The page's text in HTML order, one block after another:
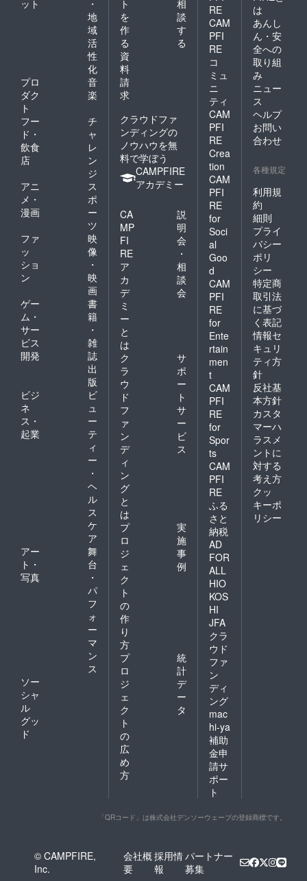
ット
・
地
域
活
性
化
プロ
ダク
ト
音
楽
フー
ド・
飲食
店
チ
ャ
レ
ン
ジ
アニ
メ・
漫画
ス
ポ
ー
ツ
ファ
ッ
ショ
ン
映
像
・
映
画
ゲー
ム・
サー
ビス
開発
書
籍
・
雑
誌
出
版
ビジ
ネ
ス・
起業
ビ
ュ
ー
テ
ィ
ー
・
ヘ
ル
ス
ケ
ア
アー
ト・
写真
舞
台
・
パ
フ
ォ
ー
マ
ン
ス
ソー
シャ
ル
グッ
ド
ト
を
作
る
相
談
す
る
資
料
請
求
クラウドファ
ンディングの
ノウハウを無
料で学ぼう
CAMPFIRE
アカデミー
CA
MP
FI
RE
ア
カ
デ
ミ
ー
と
は
説
明
会
・
相
談
会
ク
ラ
ウ
ド
フ
ァ
ン
デ
ィ
ン
グ
と
は
サ
ポ
ー
ト
サ
ー
ビ
ス
プ
ロ
ジ
ェ
ク
ト
の
作
り
方
実
施
事
例
プ
ロ
ジ
ェ
ク
ト
の
広
め
方
統
計
デ
ー
タ
RE
CAM
PFI
RE
コ
ミュ
ニ
ティ
CAM
PFI
RE
Crea
tion
CAM
PFI
RE
for
Soci
al
Goo
d
CAM
PFI
RE
for
Ente
rtain
men
t
CAM
PFI
RE
for
Spor
ts
CAM
PFI
RE
ふる
さと
納税
AD
FOR
ALL
HIO
KOS
HI
JFA
クラ
ウド
ファ
ン
ディ
ング
mac
hi-ya
補助
金申
請サ
ポー
ト
は
あんし
ん・安
全への
取り組
み
ニュー
ス
ヘルプ
お問い
合わせ
各種規定
利用規
約
細則
プライ
バシー
ポリ
シー
特定商
取引法
に基づ
く表記
情報セ
キュリ
ティ方
針
反社基
本方針
カスタ
マーハ
ラスメ
ントに
対する
考え方
クッ
キーポ
リシー
「QRコード」は株式会社デンソーウェーブの登録商標です。
© CAMPFIRE,
Inc.
会社概
要
採用情
報
パートナー
募集